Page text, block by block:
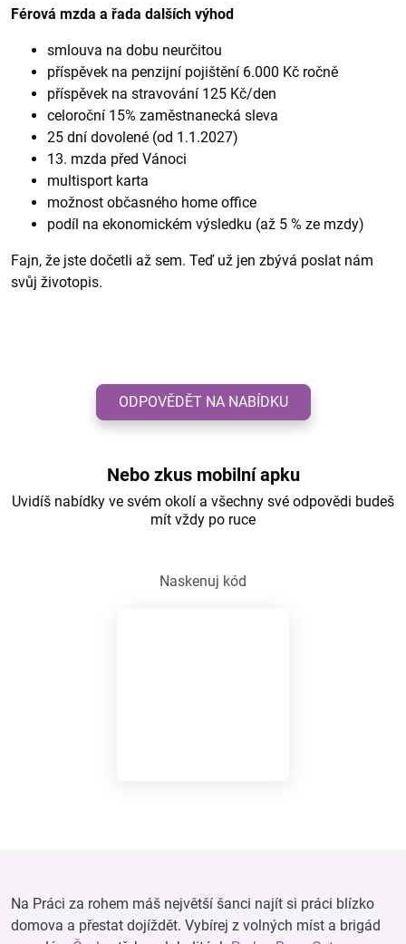
Férová mzda a řada dalších výhod
smlouva na dobu neurčitou
příspěvek na penzijní pojištění 6.000 Kč ročně
příspěvek na stravování 125 Kč/den
celoroční 15% zaměstnanecká sleva
25 dní dovolené (od 1.1.2027)
13. mzda před Vánoci
multisport karta
možnost občasného home office
podíl na ekonomickém výsledku (až 5 % ze mzdy)
Fajn, že jste dočetli až sem. Teď už jen zbývá poslat nám
svůj životopis.
ODPOVĚDĚT NA NABÍDKU
Nebo zkus mobilní apku
Uvidíš nabídky ve svém okolí a všechny své odpovědi budeš
mít vždy po ruce
Naskenuj kód
Na Práci za rohem máš největší šanci najít si práci blízko
domova a přestat dojíždět. Vybírej z volných míst a brigád